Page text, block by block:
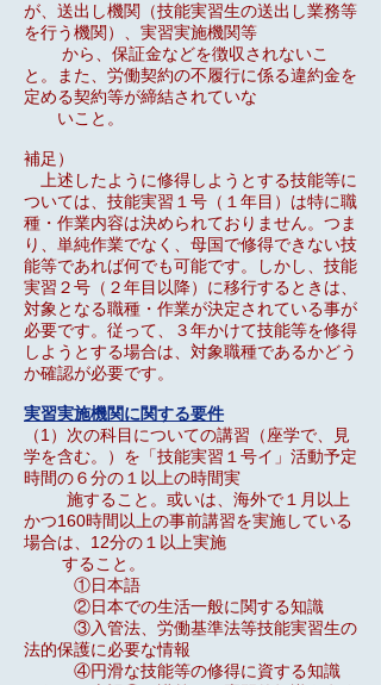
が、送出し機関（技能実習生の送出し業務等
を行う機関）、実習実施機関等
から、保証金などを徴収されないこ
と。また、労働契約の不履行に係る違約金を
定める契約等が締結されていな
いこと。
補足）
上述したように修得しようとする技能等に
ついては、技能実習１号（１年目）は特に職
種・作業内容は決められておりません。つま
り、単純作業でなく、母国で修得できない技
能等であれば何でも可能です。しかし、技能
実習２号（２年目以降）に移行するときは、
対象となる職種・作業が決定されている事が
必要です。従って、３年かけて技能等を修得
しようとする場合は、対象職種であるかどう
か確認が必要です。
実習実施機関に関する要件
（1）次の科目についての講習（座学で、見
学を含む。）を「技能実習１号イ」活動予定
時間の６分の１以上の時間実
施すること。或いは、海外で１月以上
かつ160時間以上の事前講習を実施している
場合は、12分の１以上実施
すること。
①日本語
②日本での生活一般に関する知識
③入管法、労働基準法等技能実習生の
法的保護に必要な情報
④円滑な技能等の修得に資する知識